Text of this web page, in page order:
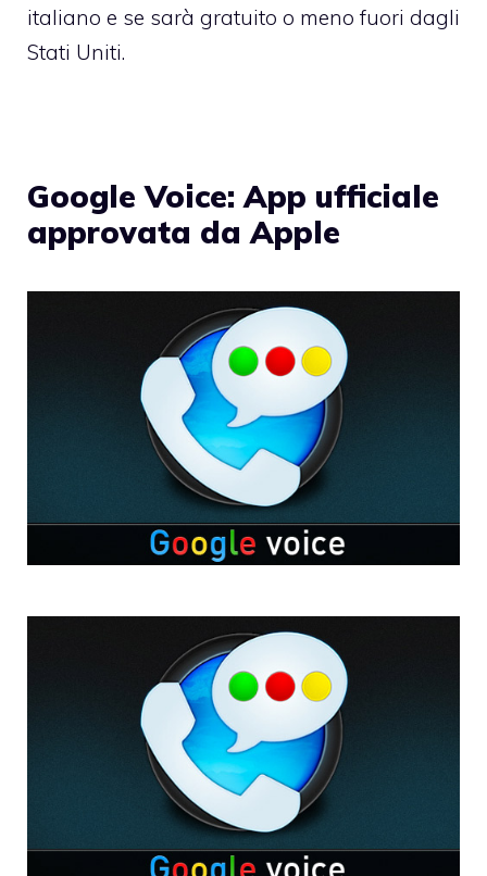
italiano e se sarà gratuito o meno fuori dagli
Stati Uniti.
Google Voice: App ufficiale
approvata da Apple